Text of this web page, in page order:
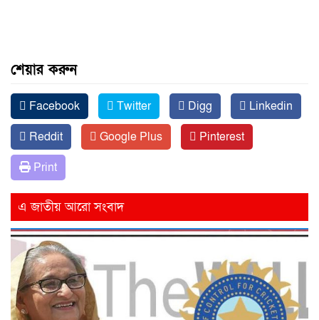
শেয়ার করুন
Facebook Twitter Digg
Linkedin
Reddit
Google Plus
Pinterest
Print
এ জাতীয় আরো সংবাদ